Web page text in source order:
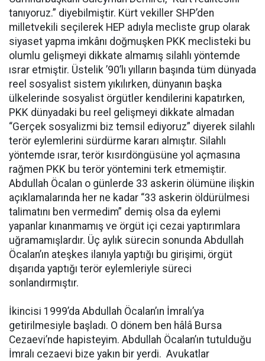
tanıyoruz.” diyebilmiştir. Kürt vekiller SHP’den
milletvekili seçilerek HEP adıyla mecliste grup olarak
siyaset yapma imkânı doğmuşken PKK meclisteki bu
olumlu gelişmeyi dikkate almamış silahlı yöntemde
ısrar etmiştir. Üstelik ’90’lı yılların başında tüm dünyada
reel sosyalist sistem yıkılırken, dünyanın başka
ülkelerinde sosyalist örgütler kendilerini kapatırken,
PKK dünyadaki bu reel gelişmeyi dikkate almadan
“Gerçek sosyalizmi biz temsil ediyoruz” diyerek silahlı
terör eylemlerini sürdürme kararı almıştır. Silahlı
yöntemde ısrar, terör kısırdöngüsüne yol açmasına
rağmen PKK bu terör yöntemini terk etmemiştir.
Abdullah Öcalan o günlerde 33 askerin ölümüne ilişkin
açıklamalarında her ne kadar “33 askerin öldürülmesi
talimatını ben vermedim” demiş olsa da eylemi
yapanlar kınanmamış ve örgüt içi cezai yaptırımlara
uğramamışlardır. Üç aylık sürecin sonunda Abdullah
Öcalan’ın ateşkes ilanıyla yaptığı bu girişimi, örgüt
dışarıda yaptığı terör eylemleriyle süreci
sonlandırmıştır.
İkincisi 1999’da Abdullah Öcalan’ın İmralı’ya
getirilmesiyle başladı. O dönem ben hâlâ Bursa
Cezaevi’nde hapisteyim. Abdullah Öcalan’ın tutulduğu
İmralı cezaevi bize yakın bir yerdi. Avukatlar